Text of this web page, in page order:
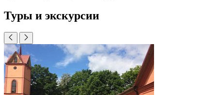
Туры и экскурсии